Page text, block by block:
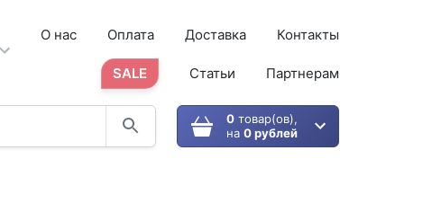
О нас Оплата Доставка Контакты
SALE Статьи Партнерам
0товар(ов),
на 0 рублей